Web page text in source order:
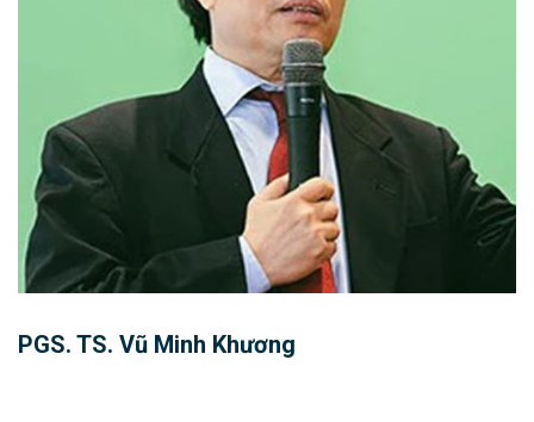
PGS. TS. Vũ Minh Khương